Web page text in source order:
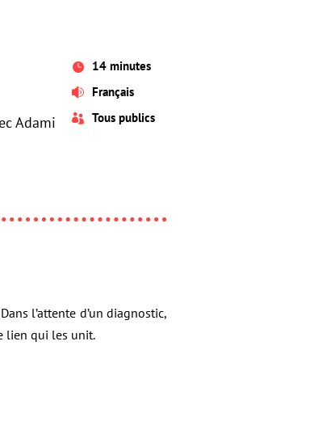
Adami
 14 minutes
 Français
 Tous publics
l’attente d’un diagnostic,
lien qui les unit.